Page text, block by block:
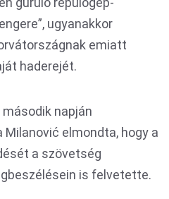
ugyanakkor
emiatt
haderejét.
napján
elmondta, hogy a
a szövetség
is felvetette.